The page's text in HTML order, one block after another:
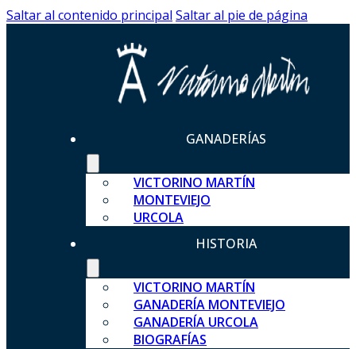
Saltar al contenido principal Saltar al pie de página
GANADERÍAS
VICTORINO MARTÍN
MONTEVIEJO
URCOLA
HISTORIA
VICTORINO MARTÍN
GANADERÍA MONTEVIEJO
GANADERÍA URCOLA
BIOGRAFÍAS